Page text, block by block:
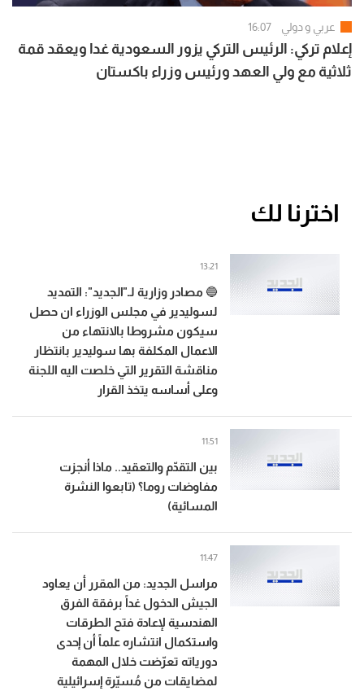
عربي و دولي 16:07
إعلام تركي: الرئيس التركي يزور السعودية غدا ويعقد قمة
ثلاثية مع ولي العهد ورئيس وزراء باكستان
اخترنا لك
🔵 مصادر وزارية لـ"الجديد": التمديد
لسوليدير في مجلس الوزراء ان حصل
سيكون مشروطا بالانتهاء من
الاعمال المكلفة بها سوليدير بانتظار
مناقشة التقرير التي خلصت اليه اللجنة
وعلى أساسه يتخذ القرار
13:21
بين التقدّم والتعقيد.. ماذا أنجزت
مفاوضات روما؟ (تابعوا النشرة
المسائية)
11:51
مراسل الجديد: من المقرر أن يعاود
الجيش الدخول غداً برفقة الفرق
الهندسية لإعادة فتح الطرقات
واستكمال انتشاره علماً أن إحدى
دورياته تعرّضت خلال المهمة
لمضايقات من مُسيّرة إسرائيلية
11:47